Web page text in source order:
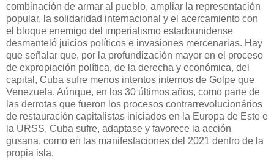
combinación de armar al pueblo, ampliar la representación
popular, la solidaridad internacional y el acercamiento con
el bloque enemigo del imperialismo estadounidense
desmanteló juicios políticos e invasiones mercenarias. Hay
que señalar que, por la profundización mayor en el proceso
de expropiación política, de la derecha y económica, del
capital, Cuba sufre menos intentos internos de Golpe que
Venezuela. Aúnque, en los 30 últimos años, como parte de
las derrotas que fueron los procesos contrarrevolucionários
de restauración capitalistas iniciados en la Europa de Este e
la URSS, Cuba sufre, adaptase y favorece la acción
gusana, como en las manifestaciones del 2021 dentro de la
propia isla.